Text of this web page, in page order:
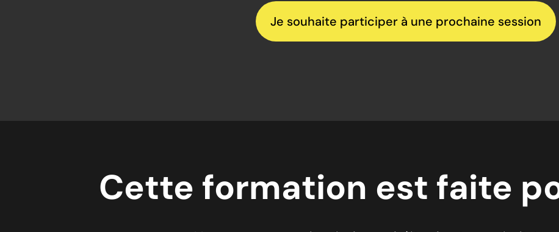
Je souhaite participer à une prochaine session
Cette formation est faite